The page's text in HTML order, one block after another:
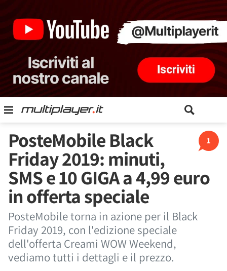
1
PosteMobile Black
Friday 2019: minuti,
SMS e 10 GIGA a 4,99 euro
in offerta speciale
PosteMobile torna in azione per il Black
Friday 2019, con l'edizione speciale
dell'offerta Creami WOW Weekend,
vediamo tutti i dettagli e il prezzo.